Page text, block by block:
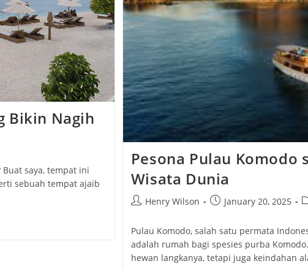
Bikin Nagih
saya, tempat ini
sebuah tempat ajaib
Pesona Pulau Komodo
Wisata Dunia
PostHenry Wilson
PostJanuary 20, 2025
Pulau Komodo, salah satu permata
adalah rumah bagi spesies purba
hewan langkanya, tetapi juga keindahan